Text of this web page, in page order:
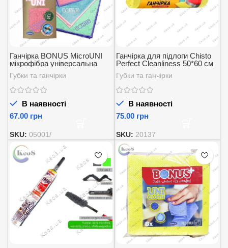
Ганчірка BONUS MicroUNI
мікрофібра універсальна
35*35 см. 1шт.
Губки та ганчірки
В наявності
грн
SKU: 05001/
Ганчірка для підлоги Chisto
Perfect Cleanliness 50*60 см
1 шт
Губки та ганчірки
В наявності
грн
SKU: 20137